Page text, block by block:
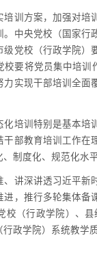
训方案，加强对
中央党校（国家
党校（行政学院
要将党员集中培
实现干部培训全
培训特别是基本
部教育培训工作在
制度化、规范化水平
讲深讲透习近平
，推行多轮集体
校（行政学院）、
政学院）系统教学